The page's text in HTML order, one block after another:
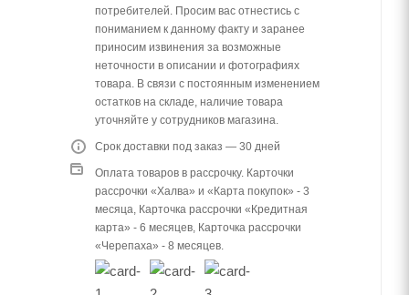
потребителей. Просим вас отнестись с
пониманием к данному факту и заранее
приносим извинения за возможные
неточности в описании и фотографиях
товара. В связи с постоянным изменением
остатков на складе, наличие товара
уточняйте у сотрудников магазина.
Срок доставки под заказ — 30 дней
Оплата товаров в рассрочку. Карточки
рассрочки «Халва» и «Карта покупок» - 3
месяца, Карточка рассрочки «Кредитная
карта» - 6 месяцев, Карточка рассрочки
«Черепаха» - 8 месяцев.